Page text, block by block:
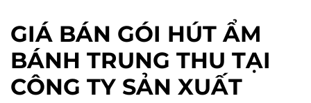
GIÁ BÁN GÓI HÚT ẨM
BÁNH TRUNG THU TẠI
CÔNG TY SẢN XUẤT